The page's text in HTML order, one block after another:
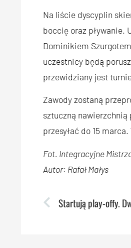
Na liście dyscyplin
boccię oraz pływanie.
Dominikiem
uczestnicy będą
przewidziany jest
Zawody zostaną
sztuczną nawierzchnią
przesyłać do 15
Fot. Integracyjne
Autor: Rafał Małys